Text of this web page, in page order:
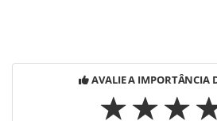
AVALIE A IMPORTÂNCIA